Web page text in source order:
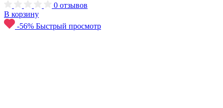
0 отзывов
В корзину
-56% Быстрый просмотр